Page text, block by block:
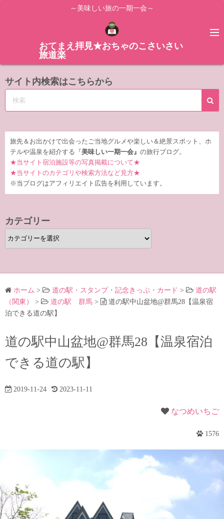
ス
ッ
～美味しい旅の一期一会～
おてまえ拝見★おちゃのこさいさい
旅道楽
サイト内検索はこちらから
旅先＆お出かけで出会ったご当地グルメや楽しい＆絶景スポット、ホ
テルや温泉を紹介する『 美味しい一期一会』 の旅行ブログ。
★当サイト宿泊施設等の写真掲載について★
★当サイトのカテゴリや検索方法など見方★
※当ブログはアフィリエイト広告を利用しています。
カテゴリー
カ
テ
リ
ー ホーム > 道の駅・スタンプ・記念きっぷ・カード >
道の駅
（関東）
> 道の駅 群馬 >
道の駅中山盆地@群馬28【温泉宿
泊できる道の駅】
道の駅中山盆地@群馬28【温泉宿泊
できる道の駅】
2019-11-24 2023-11-11
なつめいちご
1576